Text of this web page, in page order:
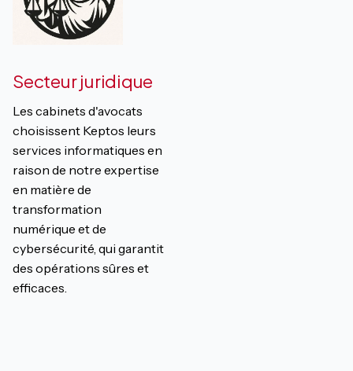
Secteur juridique
Les cabinets d'avocats
choisissent Keptos leurs
services informatiques en
raison de notre expertise
en matière de
transformation
numérique et de
cybersécurité, qui garantit
des opérations sûres et
efficaces.